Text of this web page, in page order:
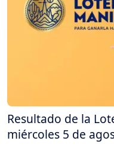
Resultado de la
miércoles 5 de